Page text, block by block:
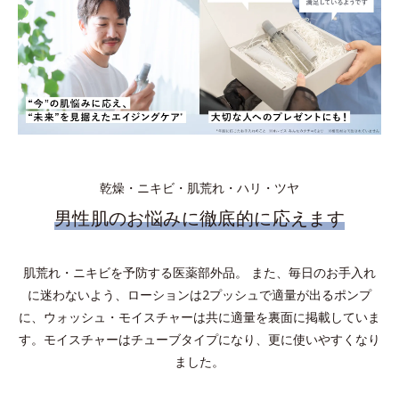
乾燥・ニキビ・肌荒れ・ハリ・ツヤ
男性肌のお悩みに徹底的に応えます
肌荒れ・ニキビを予防する医薬部外品。 また、毎日のお手入れ
に迷わないよう、ローションは2プッシュで適量が出るポンプ
に、ウォッシュ・モイスチャーは共に適量を裏面に掲載していま
す。モイスチャーはチューブタイプになり、更に使いやすくなり
ました。